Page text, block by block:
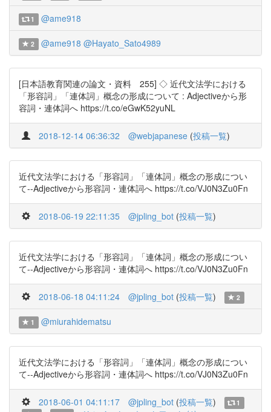
1 @ame918
2 @ame918 @Hayato_Sato4989
[日本語教育関連の論文・資料 255] ◇ 近代文法学における
「形容詞」「連体詞」概念の形成について : Adjectiveから形
容詞・連体詞へ https://t.co/eGwK52yuNL
2018-12-14 06:36:32 @webjapanese (投稿一覧)
近代文法学における「形容詞」「連体詞」概念の形成につい
て--Adjectiveから形容詞・連体詞へ https://t.co/VJ0N3Zu0Fn
2018-06-19 22:11:35 @jpling_bot (投稿一覧)
近代文法学における「形容詞」「連体詞」概念の形成につい
て--Adjectiveから形容詞・連体詞へ https://t.co/VJ0N3Zu0Fn
2018-06-18 04:11:24 @jpling_bot (投稿一覧) 2
1 @miurahidematsu
近代文法学における「形容詞」「連体詞」概念の形成につい
て--Adjectiveから形容詞・連体詞へ https://t.co/VJ0N3Zu0Fn
2018-06-01 04:11:17 @jpling_bot (投稿一覧)
1